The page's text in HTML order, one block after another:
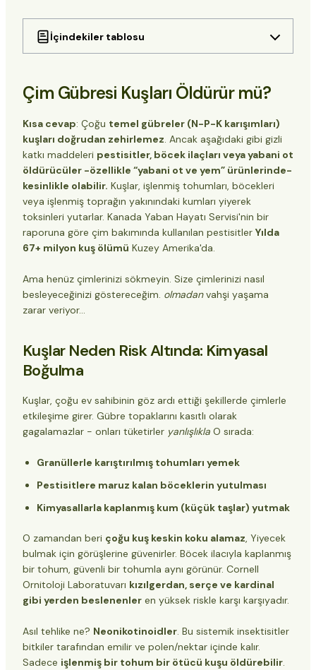
İçindekiler tablosu
Kirli Düzine: Kuşlara Zarar Veren Çim
Gübresi Bileşenleri
Kuşları Korumanın 5 Kusursuz Yolu (Çimlerinizi
Feda Etmeden)
1. Altın Kural: Uygulamadan Sonra Suyu
2. Organik Olun - İşte Aslında İşe Yarayanlar
3. Bir “Kuş Tampon Bölgesi” Oluşturun”
4. Fiziksel Engeller Kimyasalları Yendi
5. Kuş İstasyonları ile Dikkat Dağıtın ve
Sevindirin
Kuş Kıyameti mi? Çim Gübresi Ölümcül Olduğunda
Etik Sınır: Kuşların Ötesinde
Alt Çizgi
Çim Gübresi Kuşları Öldürür mü?
Kısa cevap: Çoğu temel gübreler (N-P-K karışımları)
kuşları doğrudan zehirlemez . Ancak aşağıdaki gibi gizli
katkı maddeleri pestisitler, böcek ilaçları veya yabani ot
öldürücüler -özellikle “yabani ot ve yem” ürünlerinde-
kesinlikle olabilir. Kuşlar, işlenmiş tohumları, böcekleri
veya işlenmiş toprağın yakınındaki kumları yiyerek
toksinleri yutarlar. Kanada Yaban Hayatı Servisi'nin bir
raporuna göre çim bakımında kullanılan pestisitler Yılda
67+ milyon kuş ölümü Kuzey Amerika'da.
Ama henüz çimlerinizi sökmeyin. Size çimlerinizi nasıl
besleyeceğinizi göstereceğim. olmadanvahşi yaşama
zarar veriyor...
Kuşlar Neden Risk Altında: Kimyasal
Boğulma
Kuşlar, çoğu ev sahibinin göz ardı ettiği şekillerde çimlerle
etkileşime girer. Gübre topaklarını kasıtlı olarak
gagalamazlar - onları tüketirler yanlışlıklaO sırada:
Granüllerle karıştırılmış tohumları yemek
Pestisitlere maruz kalan böceklerin yutulması
Kimyasallarla kaplanmış kum (küçük taşlar) yutmak
O zamandan beri çoğu kuş keskin koku alamaz, Yiyecek
bulmak için görüşlerine güvenirler. Böcek ilacıyla kaplanmış
bir tohum, güvenli bir tohumla aynı görünür. Cornell
Ornitoloji Laboratuvarı kızılgerdan, serçe ve kardinal
gibi yerden beslenenleren yüksek riskle karşı karşıyadır.
Asıl tehlike ne? Neonikotinoidler. Bu sistemik insektisitler
bitkiler tarafından emilir ve polen/nektar içinde kalır.
Sadece işlenmiş bir tohum bir ötücü kuşu öldürebilir.